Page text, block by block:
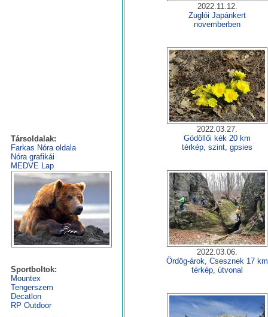
Társoldalak:
Farkas Nóra oldala
Nóra grafikái
MEDVE Lap
Sportboltok:
Mountex
Tengerszem
Decatlon
RP Outdoor
2022.11.12.
Zuglói Japánkert
novemberben
2022.03.27.
Gödöllői kék 20 km
térkép, szint, gpsies
2022.03.06.
Ördög-árok, Csesznek 17 km
térkép, útvonal